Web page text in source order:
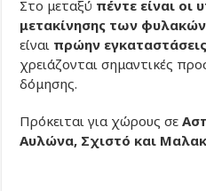
Στο μεταξύ πέντε είναι
μετακίνησης των
είναι πρώην
χρειάζονται σημαντικές
δόμησης.
Πρόκειται για χώρους σε
Αυλώνα, Σχιστό και